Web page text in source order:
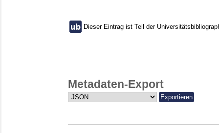
Dieser Eintrag ist Teil der
Metadaten-Export